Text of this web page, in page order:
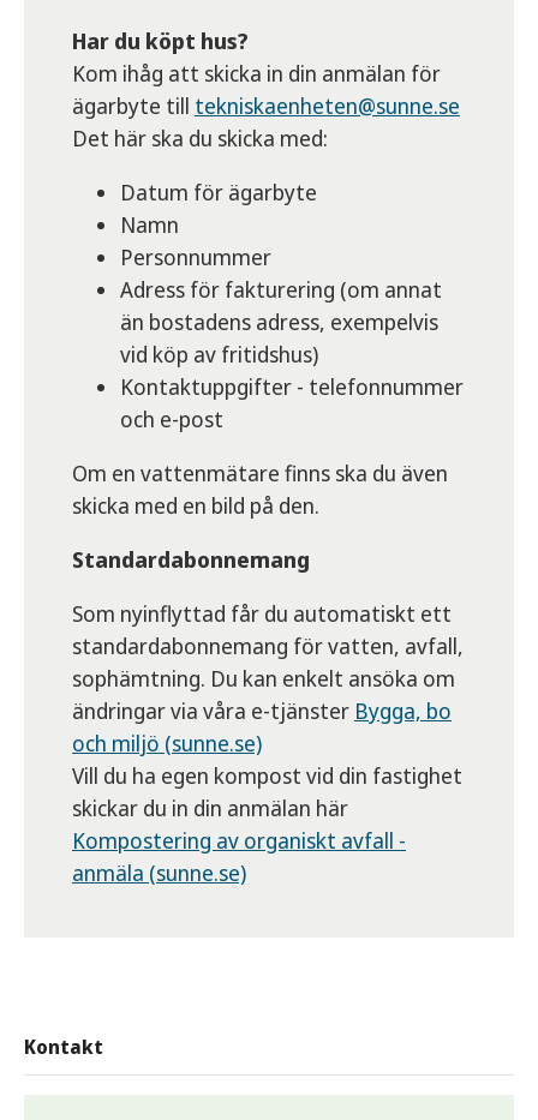
Har du köpt hus?
Kom ihåg att skicka in din anmälan för
ägarbyte till tekniskaenheten@sunne.se
Det här ska du skicka med:
Datum för ägarbyte
Namn
Personnummer
Adress för fakturering (om annat
än bostadens adress, exempelvis
vid köp av fritidshus)
Kontaktuppgifter - telefonnummer
och e-post
Om en vattenmätare finns ska du även
skicka med en bild på den.
Standardabonnemang
Som nyinflyttad får du automatiskt ett
standardabonnemang för vatten, avfall,
sophämtning. Du kan enkelt ansöka om
ändringar via våra e-tjänster Bygga, bo
och miljö (sunne.se)
Vill du ha egen kompost vid din fastighet
skickar du in din anmälan här
Kompostering av organiskt avfall -
anmäla (sunne.se)
Kontakt